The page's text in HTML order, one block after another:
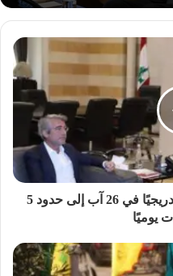
فياض: ارتفاع التغذية بالكهرباء تدريجيًا في 26 آب إلى حدود 5